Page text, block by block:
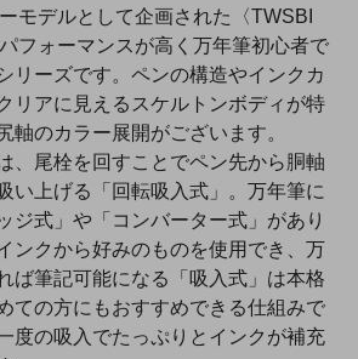
モデルとして企画された〈TWSBI
フォーマンスが高く万年筆初心者で
リーズです。ペンの構造やインクカ
リアに見えるスケルトンボディが特
軸のカラー展開がございます。
、尾栓を回すことでペン先から胴軸
い上げる「回転吸入式」。万年筆に
ジ式」や「コンバーター式」があり
ンクから好みのものを使用でき、万
ば筆記可能になる「吸入式」は本格
ての方にもおすすめできる仕組みで
度の吸入でたっぷりとインクが補充